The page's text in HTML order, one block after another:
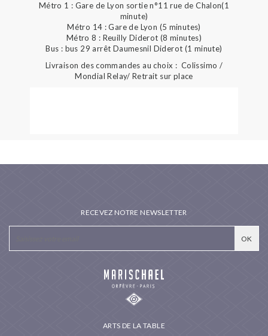
Métro 1 : Gare de Lyon sortie n°11 rue de Chalon(1
minute)
Métro 14 : Gare de Lyon (5 minutes)
Métro 8 : Reuilly Diderot (8 minutes)
Bus : bus 29 arrêt Daumesnil Diderot (1 minute)
Livraison des commandes au choix : Colissimo /
Mondial Relay/ Retrait sur place
ARTS DE LA TABLE
RECEVEZ NOTRE NEWSLETTER